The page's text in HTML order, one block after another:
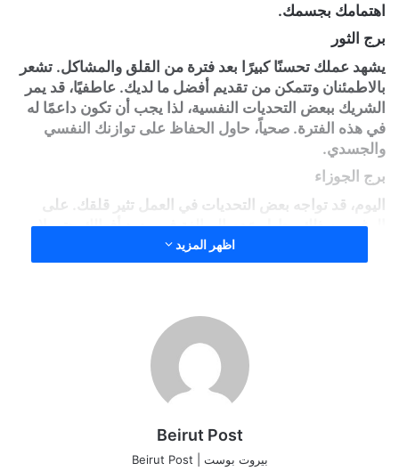
اهتمامك بجسمك.
برج الثور
يشهد عملك تحسنًا كبيرًا بعد فترة من القلق والمشاكل. تشعر
بالاطمئنان وتتمكن من تقديم أفضل ما لديك. عاطفيًا، قد يمر
الشريك ببعض التحديات النفسية، لذا يجب أن تكون داعمًا له
في هذه الفترة. صحياً، حاول الحفاظ على توازنك النفسي
والجسدي.
برج الجوزاء
اليوم، قد تواجه بعض التحديات في العمل تثير قلقك. على
الرغم من ذلك، حاول عدم المبالغة في ردود أفعالك حتى لا
تؤثر سلبًا على أدائك. عاطفيًا، قد يحدث تطور مهم في علاقتك
العاطفية. احرص على مساعدتك لأحد أفراد عائلتك الذي يمر
اليوم، تشعر بالسلام الداخلي والراحة النفسية. الأمور تسير
بسلاسة في العمل، رغم بعض الالتزامات المادية التي عليك
التعامل معها. عاطفيًا، لديك خطط للقيام ببعض النشاطات
الممتعة مع الأصدقاء. صحياً، حافظ على توازن ميزانيتك المالية
اظهر المزيد
Beirut Post
بيروت بوست | Beirut Post